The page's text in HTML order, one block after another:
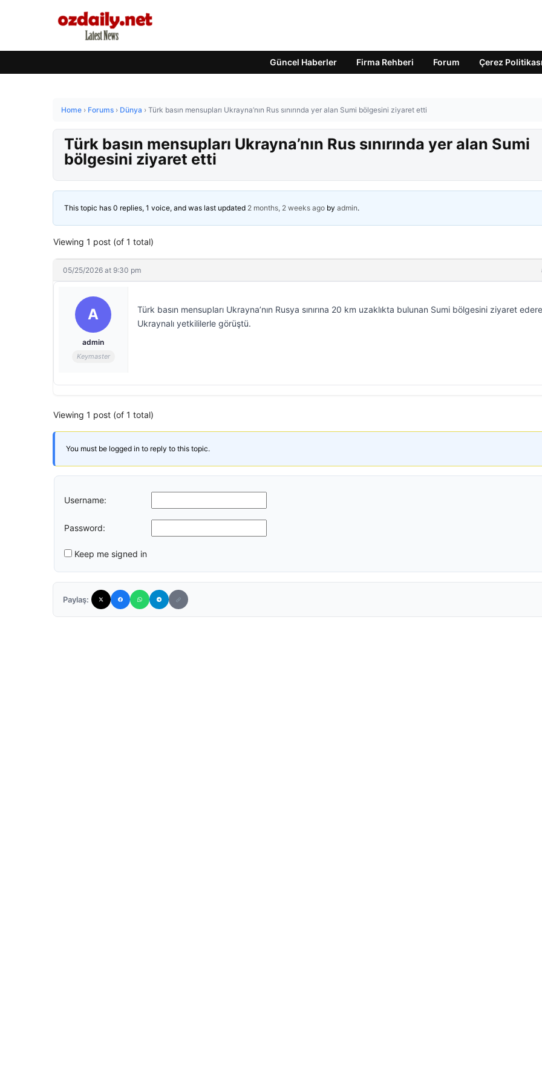
Güncel Haberler Firma Rehberi Forum Çerez Politikası
Home › Forums › Dünya › Türk basın mensupları Ukrayna’nın Rus sınırında yer alan Sumi bölgesini ziyaret etti
Türk basın mensupları Ukrayna’nın Rus sınırında yer alan Sumi
bölgesini ziyaret etti
This topic has 0 replies, 1 voice, and was last updated 2 months, 2 weeks ago by admin.
Viewing 1 post (of 1 total)
05/25/2026 at 9:30 pm
A
admin
Keymaster
Türk basın mensupları Ukrayna’nın Rusya sınırına 20 km uzaklıkta bulunan Sumi bölgesini ziyaret
Ukraynalı yetkililerle görüştü.
Viewing 1 post (of 1 total)
You must be logged in to reply to this topic.
Username:
Password:
Keep me signed in
Paylaş: